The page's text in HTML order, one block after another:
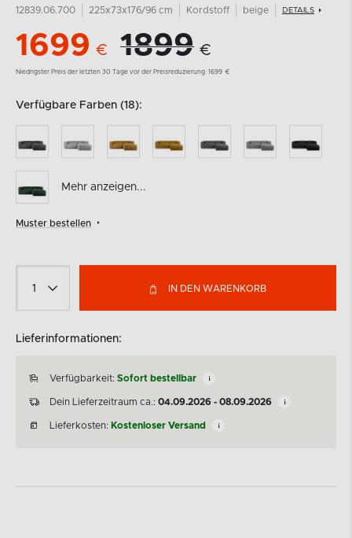
12839.06.700 225x73x176/96 cm Kordstoff beige DETAILS
1699 € 1899 €
Niedrigster Preis der letzten 30 Tage vor der Preisreduzierung: 1699 €
Verfügbare Farben (18):
Mehr anzeigen...
Muster bestellen
IN DEN WARENKORB
Lieferinformationen:
Verfügbarkeit: Sofort bestellbar
Dein Lieferzeitraum ca.: 04.09.2026 - 08.09.2026
Lieferkosten: Kostenloser Versand